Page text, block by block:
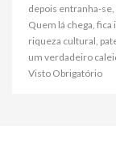
depois entranha-se,
Quem lá chega,
riqueza cultural,
um verdadeiro
Visto Obrigatório